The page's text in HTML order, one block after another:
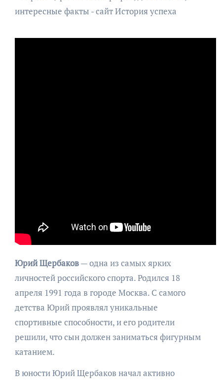
Юрий Щербаков— одна из самых ярких
личностей российского спорта. Родился 18
апреля 1991 года в городе Москва. С самого
детства Юрий проявлял уникальные
спортивные способности, и его родители
решили, что сын должен заниматься фигурным
катанием.
В юности Юрий Щербаков начал активно